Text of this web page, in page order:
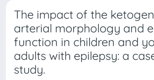
The impact of the
arterial morphology and
function in children and
adults with epilepsy: a
study.